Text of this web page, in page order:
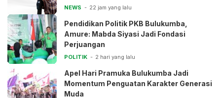
NEWS 22 jam yang lalu
Pendidikan Politik PKB Bulukumba,
Amure: Mabda Siyasi Jadi Fondasi
Perjuangan
POLITIK 2 hari yang lalu
Apel Hari Pramuka Bulukumba Jadi
Momentum Penguatan Karakter Generasi
Muda